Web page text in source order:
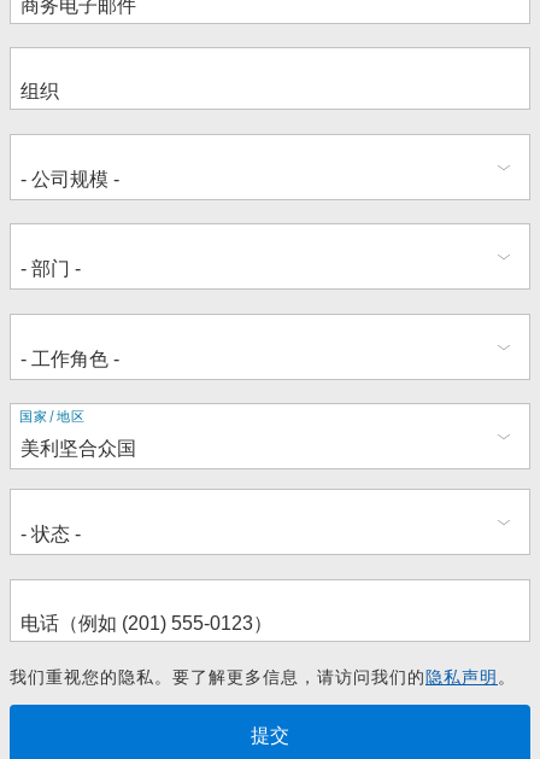
地
址
国家/地区
我们重视您的隐私。要了解更多信息，请访问我们的隐私声明。